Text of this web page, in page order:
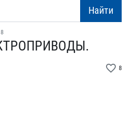
Найти
favorite_border 8